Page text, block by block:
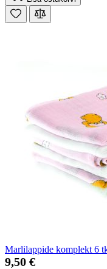
Marlilappide komplekt 6
9,50 €